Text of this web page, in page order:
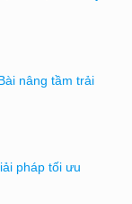
nâng tầm trải
pháp tối ưu